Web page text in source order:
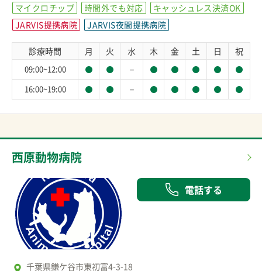
マイクロチップ
時間外でも対応
キャッシュレス決済OK
JARVIS提携病院
JARVIS夜間提携病院
診療時間 月 火 水 木 金 土 日 祝
09:00~12:00 －
16:00~19:00 －
西原動物病院
電話する
千葉県鎌ケ谷市東初富4-3-18